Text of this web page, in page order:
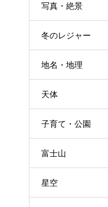
写真・絶景
冬のレジャー
地名・地理
天体
子育て・公園
富士山
星空